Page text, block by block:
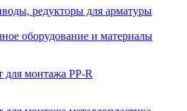
редукторы для арматуры
оборудование и материалы
для монтажа PP-R